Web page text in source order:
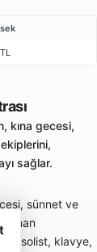
kına gecesi,
sağlar.
sünnet ve
sunan
solist, klavye,